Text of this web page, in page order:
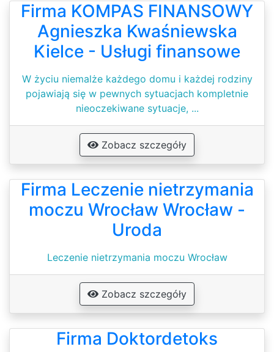
Firma KOMPAS FINANSOWY
Agnieszka Kwaśniewska
Kielce - Usługi finansowe
W życiu niemalże każdego domu i każdej rodziny
pojawiają się w pewnych sytuacjach kompletnie
nieoczekiwane sytuacje, ...
Zobacz szczegóły
Firma Leczenie nietrzymania
moczu Wrocław Wrocław -
Uroda
Leczenie nietrzymania moczu Wrocław
Zobacz szczegóły
Firma Doktordetoks